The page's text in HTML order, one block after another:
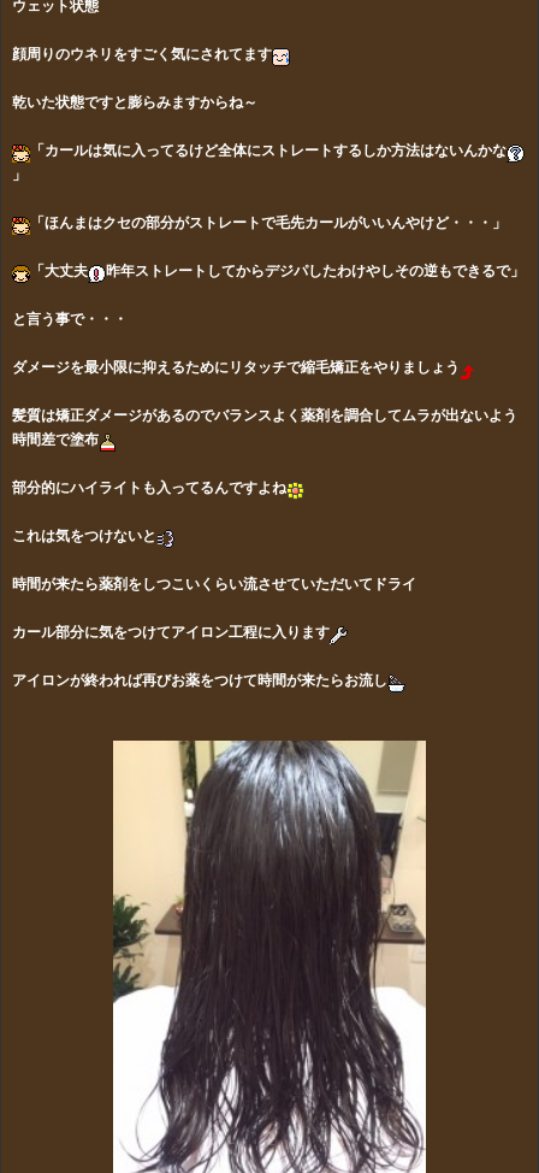
ウェット状態
顔周りのウネリをすごく気にされてます
乾いた状態ですと膨らみますからね～
「カールは気に入ってるけど全体にストレートするしか方法はないんかな
」
「ほんまはクセの部分がストレートで毛先カールがいいんやけど・・・」
「大丈夫 昨年ストレートしてからデジパしたわけやしその逆もできるで」
と言う事で・・・
ダメージを最小限に抑えるためにリタッチで縮毛矯正をやりましょう
髪質は矯正ダメージがあるのでバランスよく薬剤を調合してムラが出ないよう
時間差で塗布
部分的にハイライトも入ってるんですよね
これは気をつけないと
時間が来たら薬剤をしつこいくらい流させていただいてドライ
カール部分に気をつけてアイロン工程に入ります
アイロンが終われば再びお薬をつけて時間が来たらお流し